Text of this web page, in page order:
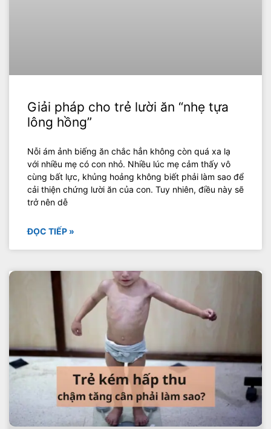
Giải pháp cho trẻ lười ăn “nhẹ tựa
lông hồng”
Nỗi ám ảnh biếng ăn chắc hẳn không còn quá xa lạ
với nhiều mẹ có con nhỏ. Nhiều lúc mẹ cảm thấy vô
cùng bất lực, khủng hoảng không biết phải làm sao để
cải thiện chứng lười ăn của con. Tuy nhiên, điều này sẽ
trở nên dễ
ĐỌC TIẾP »